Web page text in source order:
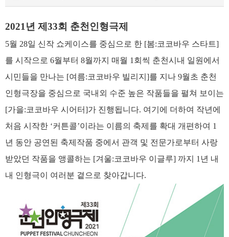
2021년 제33회 춘천인형극제
5월 28일 신작 쇼케이스를 중심으로 한 [봄:코코바우 스타트]
를 시작으로 6월부터 8월까지 매월 1회씩 춘천시내 일원에서
시민들을 만나는 [여름:코코바우 빌리지]를 지나 9월초 춘천
인형극장을 중심으로 국내외 수준 높은 작품들을 펼쳐 보이는
[가을:코코바우 시어터]가 진행됩니다. 여기에 더하여 작년에
처음 시작한 ‘커튼콜’이라는 이름의 축제를 확대 개편하여 1
년 동안 공연된 축제작품 중에서 관객 및 전문가로부터 사랑
받았던 작품을 앵콜하는 [겨울:코코바우 이글루] 까지 1년 내
내 인형극이 여러분 곁으로 찾아갑니다.